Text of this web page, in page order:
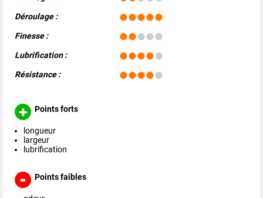
Déroulage :
Finesse :
Lubrification :
Résistance :
Points forts
longueur
largeur
lubrification
Points faibles